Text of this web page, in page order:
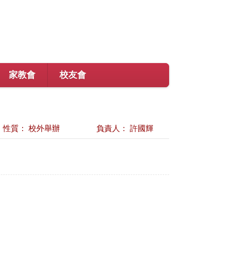
家教會 校友會
性質： 校外舉辦 負責人： 許國輝